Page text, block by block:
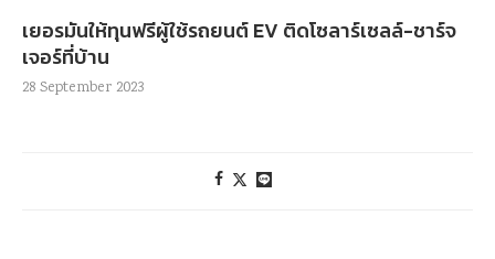
เยอรมันให้ทุนฟรีผู้ใช้รถยนต์ EV ติดโซลาร์เซลล์-ชาร์จ
เจอร์ที่บ้าน
28 September 2023